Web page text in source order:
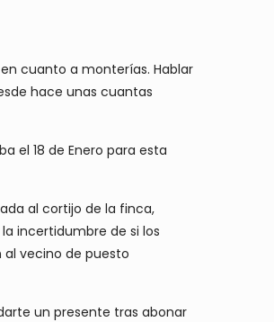
cuanto a monterías. Hablar
hace unas cuantas
el 18 de Enero para esta
al cortijo de la finca,
incertidumbre de si los
vecino de puesto
un presente tras abonar